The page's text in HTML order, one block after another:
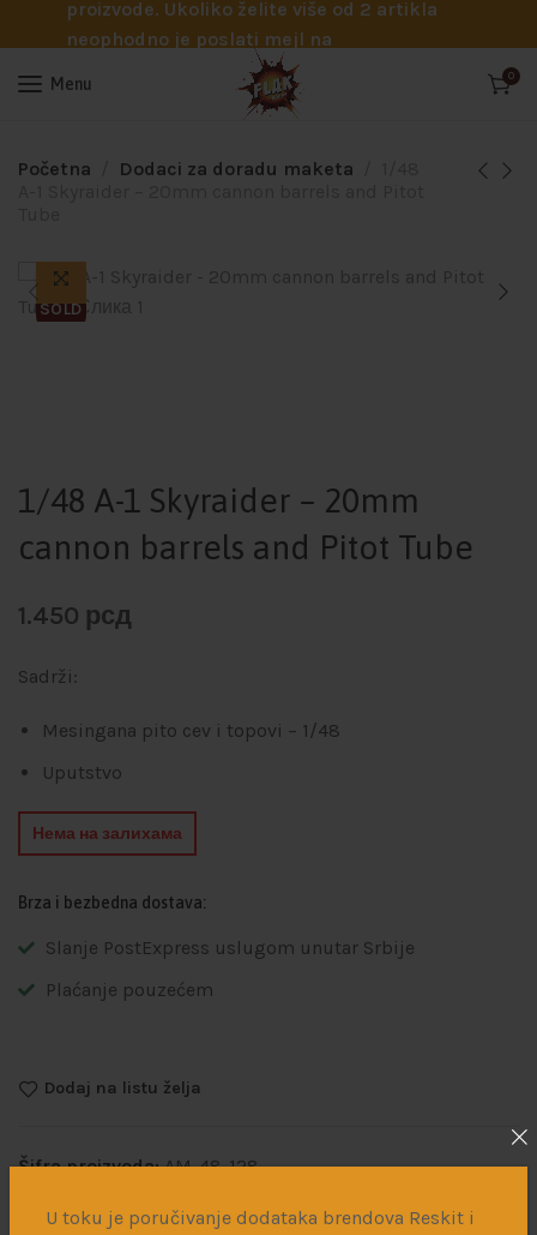
U toku je poručivanje dodataka brendova Reskit i
proizvode. Ukoliko želite više od 2 artikla
neophodno je poslati mejl na
info@flakhobby.com sa preciznim šiframa
proizvoda. Svakako nas možete pozvati
potrebna pomoć oko odabira.
Menu 0
Početna Dodaci za doradu maketa
SOLD
1/48 A-1 Skyraider – 20mm
cannon barrels and Pitot Tube
1.450 рсд
Sadrži:
Mesingana pito cev i topovi – 1/48
Uputstvo
Нема на залихама
Brza i bezbedna dostava:
Slanje PostExpress uslugom unutar Srbije
Plaćanje pouzećem
Dodaj na listu želja
Šifra proizvoda:AM-48-128
Kategorije: Metalni delovi,Dodaci za doradu maketa